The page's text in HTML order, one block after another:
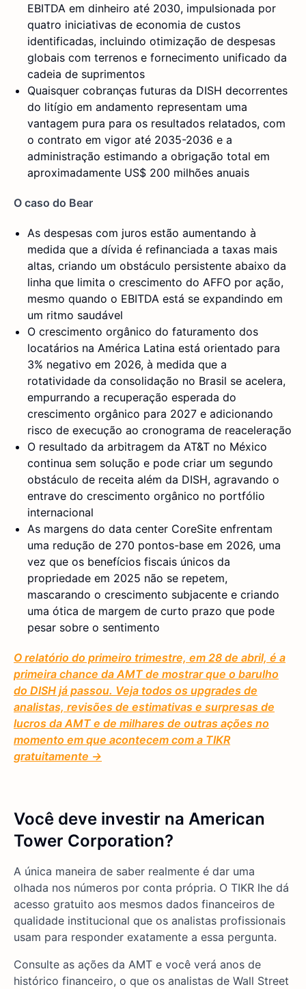
EBITDA em dinheiro até 2030, impulsionada por
quatro iniciativas de economia de custos
identificadas, incluindo otimização de despesas
globais com terrenos e fornecimento unificado da
cadeia de suprimentos
Quaisquer cobranças futuras da DISH decorrentes
do litígio em andamento representam uma
vantagem pura para os resultados relatados, com
o contrato em vigor até 2035-2036 e a
administração estimando a obrigação total em
aproximadamente US$ 200 milhões anuais
O caso do Bear
As despesas com juros estão aumentando à
medida que a dívida é refinanciada a taxas mais
altas, criando um obstáculo persistente abaixo da
linha que limita o crescimento do AFFO por ação,
mesmo quando o EBITDA está se expandindo em
um ritmo saudável
O crescimento orgânico do faturamento dos
locatários na América Latina está orientado para
3% negativo em 2026, à medida que a
rotatividade da consolidação no Brasil se acelera,
empurrando a recuperação esperada do
crescimento orgânico para 2027 e adicionando
risco de execução ao cronograma de reaceleração
O resultado da arbitragem da AT&T no México
continua sem solução e pode criar um segundo
obstáculo de receita além da DISH, agravando o
entrave do crescimento orgânico no portfólio
internacional
As margens do data center CoreSite enfrentam
uma redução de 270 pontos-base em 2026, uma
vez que os benefícios fiscais únicos da
propriedade em 2025 não se repetem,
mascarando o crescimento subjacente e criando
uma ótica de margem de curto prazo que pode
pesar sobre o sentimento
O relatório do primeiro trimestre, em 28 de abril, é a
primeira chance da AMT de mostrar que o barulho
do DISH já passou. Veja todos os upgrades de
analistas, revisões de estimativas e surpresas de
lucros da AMT e de milhares de outras ações no
momento em que acontecem com a TIKR
gratuitamente →
Você deve investir na American
Tower Corporation?
A única maneira de saber realmente é dar uma
olhada nos números por conta própria. O TIKR lhe dá
acesso gratuito aos mesmos dados financeiros de
qualidade institucional que os analistas profissionais
usam para responder exatamente a essa pergunta.
Consulte as ações da AMT e você verá anos de
histórico financeiro, o que os analistas de Wall Street